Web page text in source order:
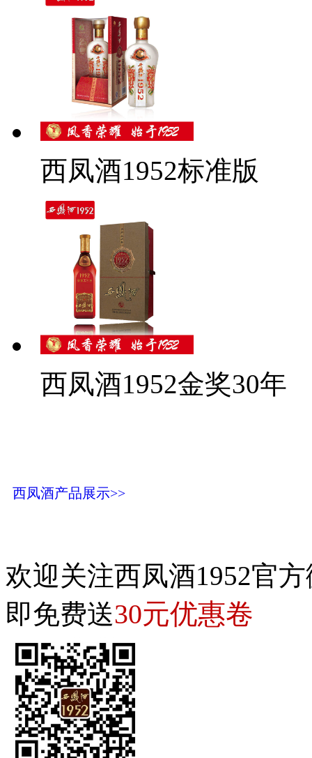
西凤酒1952标准版
西凤酒1952金奖30年
西凤酒产品展示>>
欢迎关注西凤酒1952官
即免费送30元优惠卷